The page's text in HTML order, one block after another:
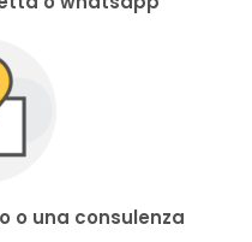
o una consulenza